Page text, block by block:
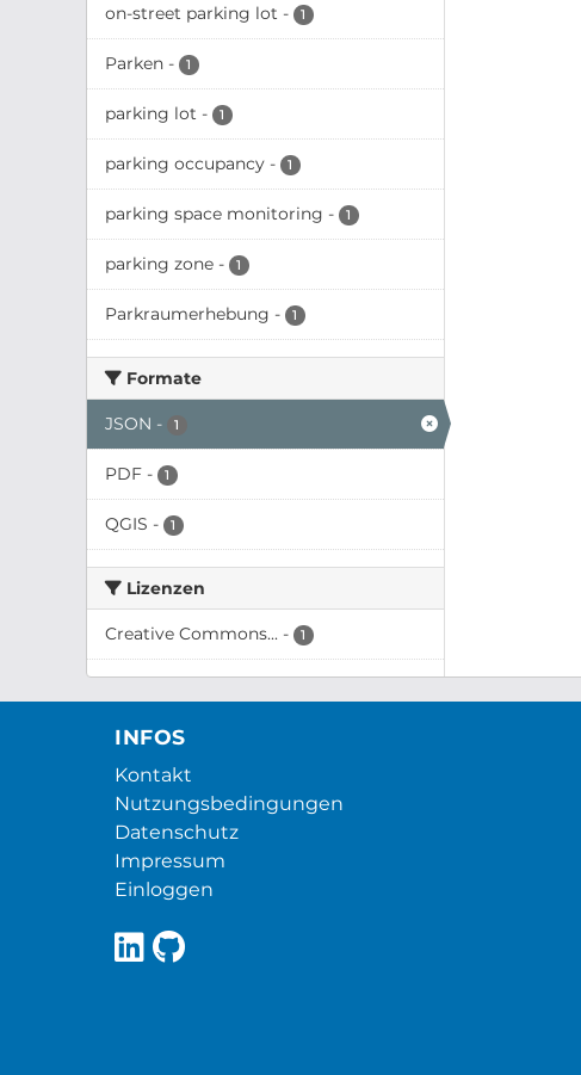
on-street parking lot - 1
Parken - 1
parking lot - 1
parking occupancy - 1
parking space monitoring - 1
parking zone - 1
Parkraumerhebung - 1
Formate
JSON - 1
PDF - 1
QGIS - 1
Lizenzen
Creative Commons... - 1
INFOS
Kontakt
Nutzungsbedingungen
Datenschutz
Impressum
Einloggen